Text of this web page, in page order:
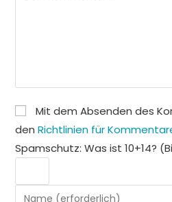
Mit dem Absenden des
denRichtlinien für
Spamschutz: Was ist 10+14?
Gib